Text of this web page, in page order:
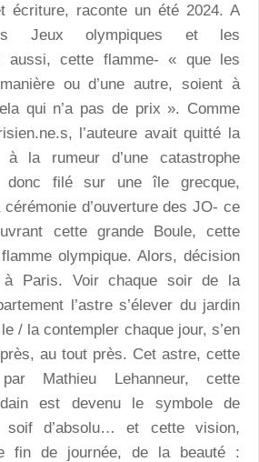
écriture, raconte un été 2024. A
Jeux olympiques et les
aussi, cette flamme- « que les
ou d’une autre, soient à
qui n’a pas de prix ». Comme
l’auteure avait quitté la
la rumeur d’une catastrophe
donc filé sur une île grecque,
d’ouverture des JO- ce
cette grande Boule, cette
olympique. Alors, décision
à Paris. Voir chaque soir de la
l’astre s’élever du jardin
/ la contempler chaque jour, s’en
au tout près. Cet astre, cette
Mathieu Lehanneur, cette
est devenu le symbole de
soif d’absolu… et cette vision,
fin de journée, de la beauté :